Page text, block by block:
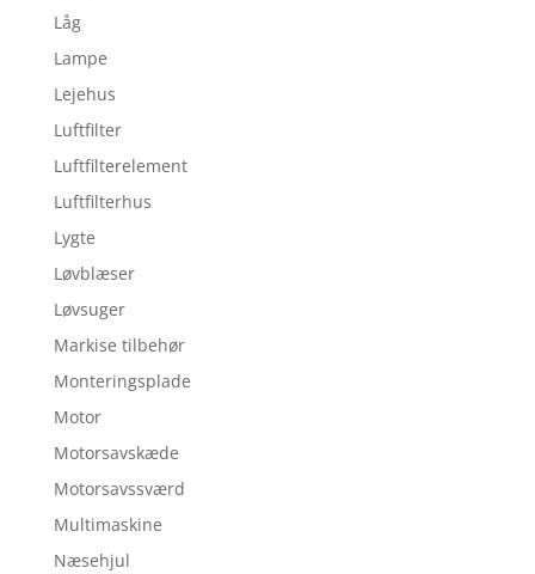
Låg
Lampe
Lejehus
Luftfilter
Luftfilterelement
Luftfilterhus
Lygte
Løvblæser
Løvsuger
Markise tilbehør
Monteringsplade
Motor
Motorsavskæde
Motorsavssværd
Multimaskine
Næsehjul